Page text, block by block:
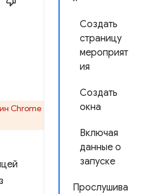
Создать
страницу
мероприят
ия
Создать
окна
Включая
данные о
запуске
Прослушива
Chrome